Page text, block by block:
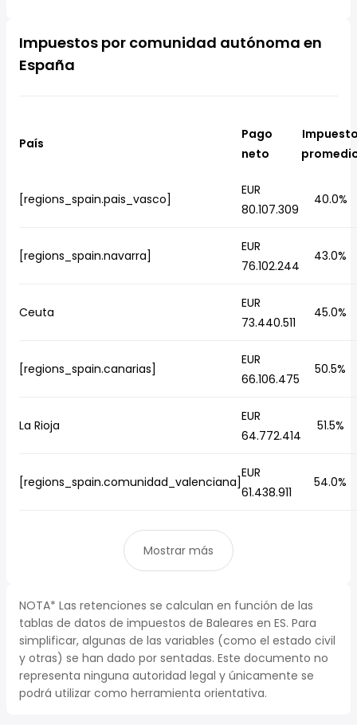
Impuestos por comunidad autónoma en
España
País
Pago
neto
[regions_spain.pais_vasco]
EUR
80.107.309
40.0%
[regions_spain.navarra]
EUR
76.102.244
43.0%
Ceuta
EUR
73.440.511
45.0%
[regions_spain.canarias]
EUR
66.106.475
50.5%
La Rioja
EUR
64.772.414
51.5%
[regions_spain.comunidad_valenciana]
EUR
61.438.911
54.0%
Mostrar más
NOTA* Las retenciones se calculan en función de las
tablas de datos de impuestos de Baleares en ES. Para
simplificar, algunas de las variables (como el estado civil
y otras) se han dado por sentadas. Este documento no
representa ninguna autoridad legal y únicamente se
podrá utilizar como herramienta orientativa.